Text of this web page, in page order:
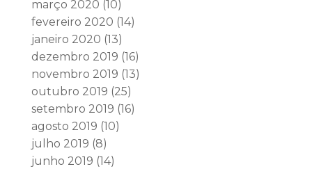
março 2020 (10)
fevereiro 2020 (14)
janeiro 2020 (13)
dezembro 2019 (16)
novembro 2019 (13)
outubro 2019 (25)
setembro 2019 (16)
agosto 2019 (10)
julho 2019 (8)
junho 2019 (14)